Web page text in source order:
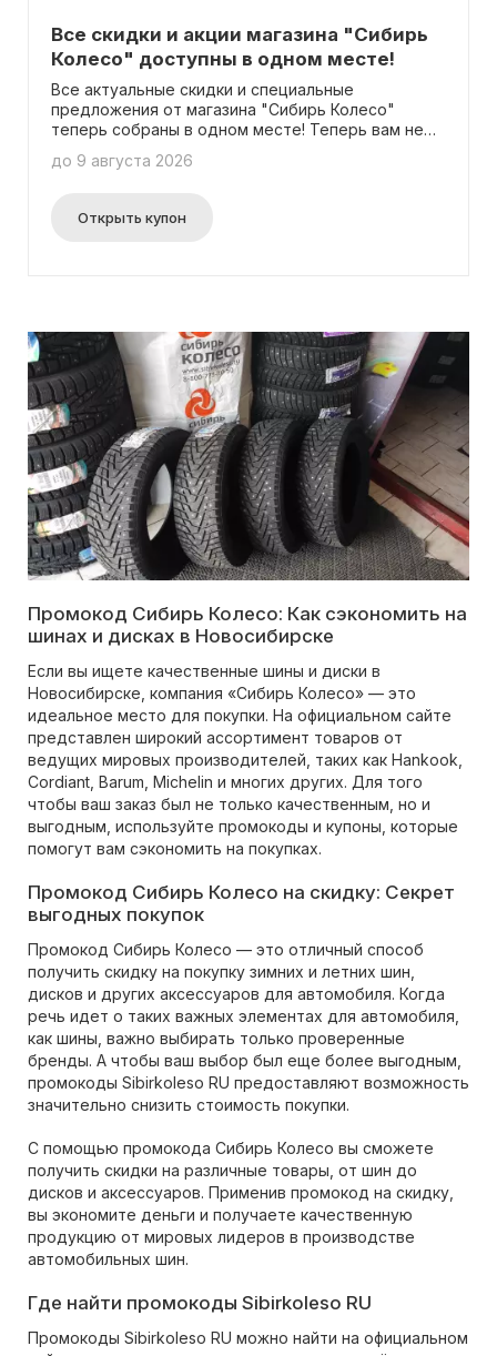
Все скидки и акции магазина "Сибирь
Колесо" доступны в одном месте!
Все актуальные скидки и специальные
предложения от магазина "Сибирь Колесо"
теперь собраны в одном месте! Теперь вам не
найти самые выгодные предложения – мы
отслеживать обновления и выбирать самые
свежие и выгодные предложения, которые
до 9 августа 2026
Открыть купон
Промокод Сибирь Колесо: Как сэкономить на
шинах и дисках в Новосибирске
Если вы ищете качественные шины и диски в
Новосибирске, компания «Сибирь Колесо» — это
идеальное место для покупки. На официальном сайте
представлен широкий ассортимент товаров от
ведущих мировых производителей, таких как Hankook,
Cordiant, Barum, Michelin и многих других. Для того
чтобы ваш заказ был не только качественным, но и
выгодным, используйте промокоды и купоны, которые
помогут вам сэкономить на покупках.
Промокод Сибирь Колесо на скидку: Секрет
выгодных покупок
Промокод Сибирь Колесо — это отличный способ
получить скидку на покупку зимних и летних шин,
дисков и других аксессуаров для автомобиля. Когда
речь идет о таких важных элементах для автомобиля,
как шины, важно выбирать только проверенные
бренды. А чтобы ваш выбор был еще более выгодным,
промокоды Sibirkoleso RU предоставляют возможность
значительно снизить стоимость покупки.
С помощью промокода Сибирь Колесо вы сможете
получить скидки на различные товары, от шин до
дисков и аксессуаров. Применив промокод на скидку,
вы экономите деньги и получаете качественную
продукцию от мировых лидеров в производстве
автомобильных шин.
Где найти промокоды Sibirkoleso RU
Промокоды Sibirkoleso RU можно найти на официальном